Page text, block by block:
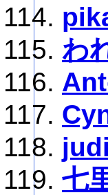
わ
七